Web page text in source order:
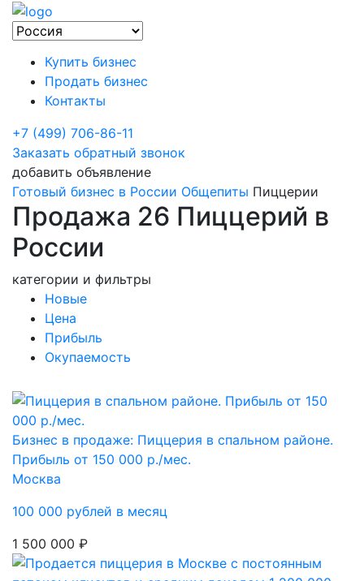
Купить бизнес
Продать бизнес
Контакты
+7 (499) 706-86-11
Заказать обратный звонок
добавить объявление
Готовый бизнес в России Общепиты Пиццерии
Продажа 26 Пиццерий в
России
категории и фильтры
Новые
Цена
Прибыль
Окупаемость
Бизнес в продаже: Пиццерия в спальном районе.
Прибыль от 150 000 р./мес.
Москва
100 000 рублей в месяц
1 500 000 ₽